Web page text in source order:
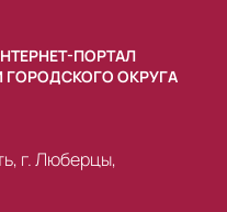
ПОРТАЛ
ОКРУГА
г. Люберцы,